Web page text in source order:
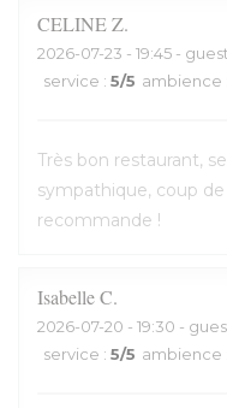
CELINEZ
2026-07-23 - 19:45 -
service : 5/5 ambience
Très bon restaurant,
sympathique, coup
recommande !
IsabelleC
2026-07-20 - 19:30 -
service : 5/5 ambience